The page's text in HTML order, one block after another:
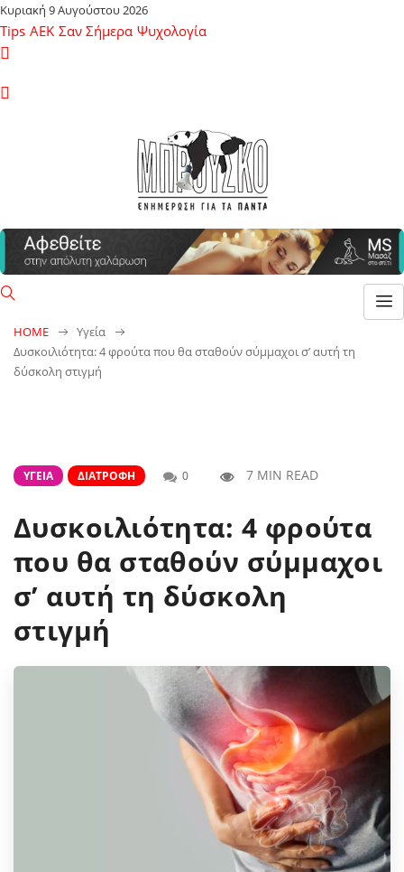
Κυριακή 9 Αυγούστου 2026
Tips ΑΕΚ Σαν Σήμερα Ψυχολογία
HOME
Υγεία
Δυσκοιλιότητα: 4 φρούτα που θα σταθούν σύμμαχοι σ’ αυτή τη
δύσκολη στιγμή
ΥΓΕΊΑ ΔΙΑΤΡΟΦΉ 0 7 MIN READ
Δυσκοιλιότητα: 4 φρούτα
που θα σταθούν σύμμαχοι
σ’ αυτή τη δύσκολη
στιγμή